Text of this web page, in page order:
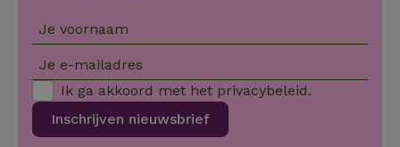
Je voornaam
Je e-mailadres
Inschrijven nieuwsbrief
Ik ga akkoord met het privacybeleid.
_pinterest_ct_ua